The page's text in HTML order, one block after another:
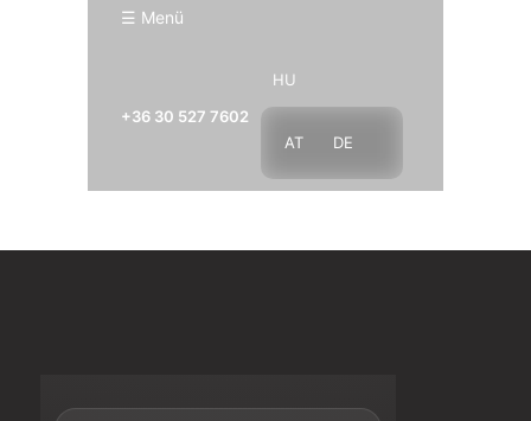
☰ Menü
+36 30 527 7602
HU
AT DE